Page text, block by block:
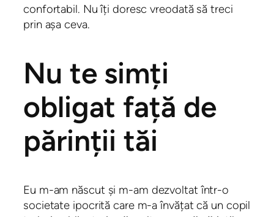
confortabil. Nu îți doresc vreodată să treci
prin așa ceva.
Nu te simți
obligat față de
părinții tăi
Eu m-am născut și m-am dezvoltat într-o
societate ipocrită care m-a învățat că un copil